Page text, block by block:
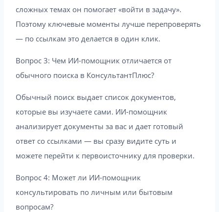
сложных темах он помогает «войти в задачу».
Поэтому ключевые моменты лучше перепроверять
— по ссылкам это делается в один клик.
Вопрос 3: Чем ИИ-помощник отличается от
обычного поиска в КонсультантПлюс?
Обычный поиск выдает список документов,
которые вы изучаете сами. ИИ-помощник
анализирует документы за вас и дает готовый
ответ со ссылками — вы сразу видите суть и
можете перейти к первоисточнику для проверки.
Вопрос 4: Может ли ИИ-помощник
консультировать по личным или бытовым
вопросам?